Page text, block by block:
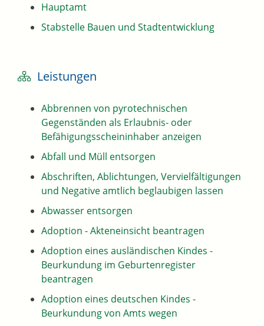
Hauptamt
Stabstelle Bauen und Stadtentwicklung
Leistungen
Abbrennen von pyrotechnischen
Gegenständen als Erlaubnis- oder
Befähigungsscheininhaber anzeigen
Abfall und Müll entsorgen
Abschriften, Ablichtungen, Vervielfältigungen
und Negative amtlich beglaubigen lassen
Abwasser entsorgen
Adoption - Akteneinsicht beantragen
Adoption eines ausländischen Kindes -
Beurkundung im Geburtenregister
beantragen
Adoption eines deutschen Kindes -
Beurkundung von Amts wegen